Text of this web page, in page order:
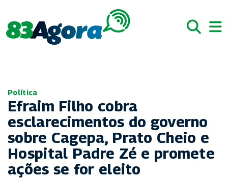
Política
Efraim Filho cobra
esclarecimentos do governo
sobre Cagepa, Prato Cheio e
Hospital Padre Zé e promete
ações se for eleito